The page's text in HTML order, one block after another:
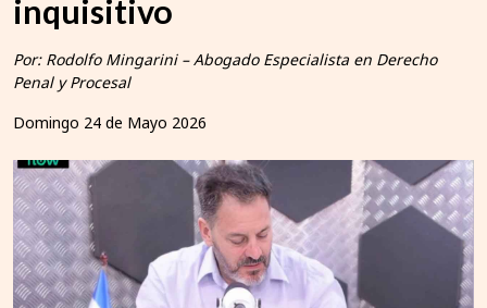
inquisitivo
Por: Rodolfo Mingarini – Abogado Especialista en Derecho
Penal y Procesal
Domingo 24 de Mayo 2026